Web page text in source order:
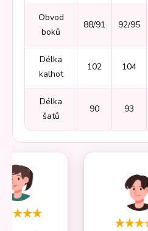
Obvod
boků
88/91 92/95
Délka
kalhot
102 104
Délka
šatů
90 93